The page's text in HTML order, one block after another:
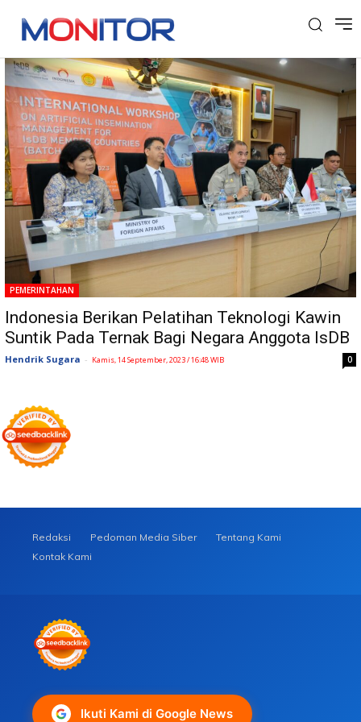
Tag: Hendra W
PEMERINTAHAN
Indonesia Berikan Pelatihan Teknologi Kawin
Suntik Pada Ternak Bagi Negara Anggota IsDB
Hendrik Sugara - Kamis, 14 September, 2023 / 16:48 WIB 0
Redaksi Pedoman Media Siber
Tentang Kami
Kontak Kami
Ikuti Kami di Google News